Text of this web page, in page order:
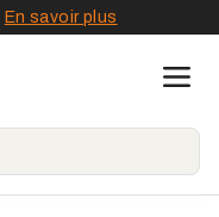
En savoir plus